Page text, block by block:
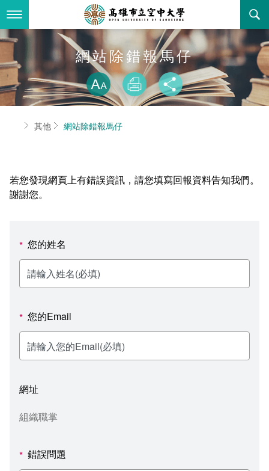
到
要
內最新消息
全部公告
教務公告
學系公告
活動研習
歷史訊息
新聞媒體專區
校園行事曆
報名系統
線上報名查詢
關於本校
空大簡介
立案證明
空大有利的學習條件
環境設備
本校位置
資訊圖像化專區
活動花絮
影音資訊
行政單位
行政單位簡介
校長室
教務處課務組
學習指導中心
輔導處
研發處
秘書處出納組
教學媒體處
學術單位
通識教育中心
法律學系
大眾傳播學系
外國語文學系
文化藝術學系
健康管理與促進學系
其他好站
資訊相關法規
校務資訊
新生報名
在學資訊
校務系統
課程大綱
網路選課
校園行事曆
校內系統
資訊服務線上報修系統
消耗品申請
教室‧會議室預約系統
問卷調查
法令規章
政府公開資訊
意見信箱
網站除錯報馬仔
略過字型切
放大
列印 分享
首頁其他 網站除錯報馬仔
若您發現網頁上有錯誤資訊，請您填寫回報資料告知我們。
謝謝您。
* 您的姓名
* 您的Email
網址
組織職掌
* 錯誤問題